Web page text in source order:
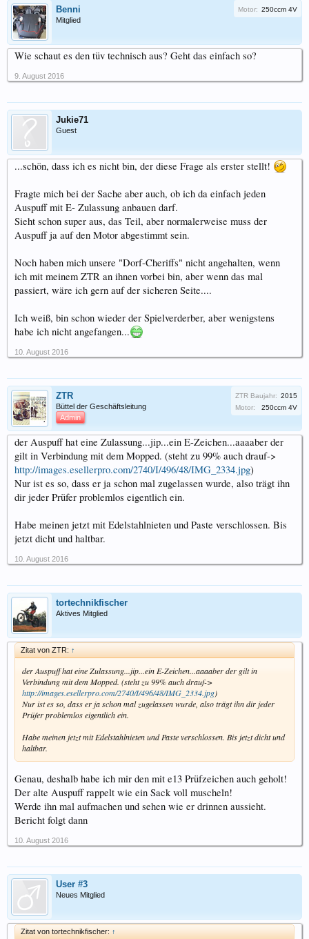
Benni
Mitglied
Motor: 250ccm 4V
Wie schaut es den tüv technisch aus? Geht das einfach so?
9. August 2016
Jukie71
Guest
...schön, dass ich es nicht bin, der diese Frage als erster stellt!
Fragte mich bei der Sache aber auch, ob ich da einfach jeden
Auspuff mit E- Zulassung anbauen darf.
Sieht schon super aus, das Teil, aber normalerweise muss der
Auspuff ja auf den Motor abgestimmt sein.
Noch haben mich unsere "Dorf-Cheriffs" nicht angehalten, wenn
ich mit meinem ZTR an ihnen vorbei bin, aber wenn das mal
passiert, wäre ich gern auf der sicheren Seite....
Ich weiß, bin schon wieder der Spielverderber, aber wenigstens
habe ich nicht angefangen...
10. August 2016
ZTR
Büttel der Geschäftsleitung
Admin
ZTR Baujahr: 2015
Motor:
250ccm 4V
der Auspuff hat eine Zulassung...jip...ein E-Zeichen...aaaaber der
gilt in Verbindung mit dem Mopped. (steht zu 99% auch drauf->
http://images.esellerpro.com/2740/I/496/48/IMG_2334.jpg)
Nur ist es so, dass er ja schon mal zugelassen wurde, also trägt ihn
dir jeder Prüfer problemlos eigentlich ein.
Habe meinen jetzt mit Edelstahlnieten und Paste verschlossen. Bis
jetzt dicht und haltbar.
10. August 2016
tortechnikfischer
Aktives Mitglied
Zitat von ZTR: ↑
der Auspuff hat eine Zulassung...jip...ein E-Zeichen...aaaaber der gilt in
Verbindung mit dem Mopped. (steht zu 99% auch drauf->
http://images.esellerpro.com/2740/I/496/48/IMG_2334.jpg)
Nur ist es so, dass er ja schon mal zugelassen wurde, also trägt ihn dir jeder
Prüfer problemlos eigentlich ein.
Habe meinen jetzt mit Edelstahlnieten und Paste verschlossen. Bis jetzt dicht und
haltbar.
Genau, deshalb habe ich mir den mit e13 Prüfzeichen auch geholt!
Der alte Auspuff rappelt wie ein Sack voll muscheln!
Werde ihn mal aufmachen und sehen wie er drinnen aussieht.
Bericht folgt dann
10. August 2016
User #3
Neues Mitglied
Zitat von tortechnikfischer: ↑